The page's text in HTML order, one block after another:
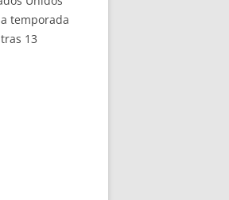
temporada
13